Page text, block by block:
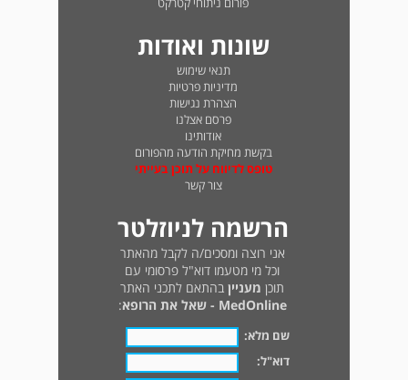
שונות ואודות
תנאי שימוש
מדיניות פרטיות
הצהרת נגישות
פרסם אצלנו
אודותינו
בקשת מחיקת הודעה מהפורום
טופס לדיווח על תוכן בעייתי
צור קשר
הרשמה לניוזלטר
אני רוצה ומסכים/ה לקבל מהאתר
וכל מי מטעמו דוא"ל פרסומי עם
תוכן מעניין בהתאם לתכני האתר
MedOnline - שאל את הרופא
:
שם מלא:
דוא"ל: